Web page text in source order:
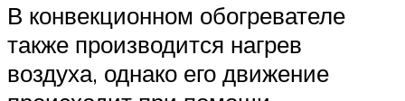
В конвекционном обогревателе
также производится нагрев
воздуха, однако его движение